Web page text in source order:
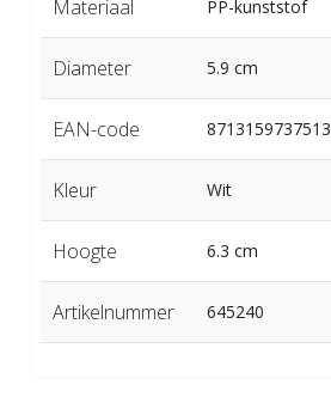
Materiaal PP-kunststof
Diameter 5.9 cm
EAN-code 8713159737513
Kleur Wit
Hoogte 6.3 cm
Artikelnummer 645240